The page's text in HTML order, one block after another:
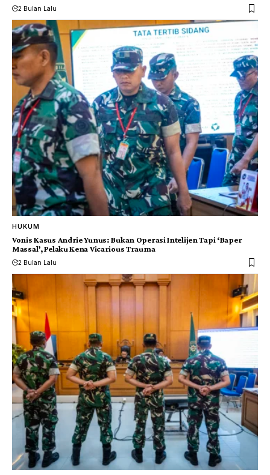
2 Bulan Lalu
HUKUM
Vonis Kasus Andrie Yunus: Bukan Operasi Intelijen Tapi ‘Baper
Massal’, Pelaku Kena Vicarious Trauma
2 Bulan Lalu